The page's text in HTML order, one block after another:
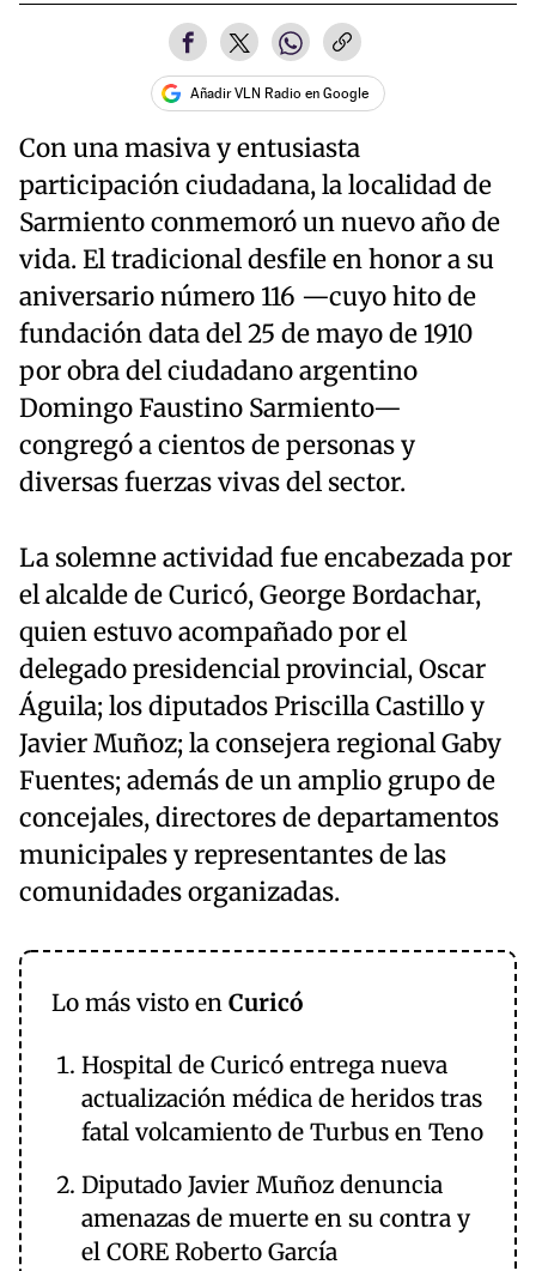
Añadir VLN Radio en Google
Con una masiva y entusiasta
participación ciudadana, la localidad de
Sarmiento conmemoró un nuevo año de
vida. El tradicional desfile en honor a su
aniversario número 116 —cuyo hito de
fundación data del 25 de mayo de 1910
por obra del ciudadano argentino
Domingo Faustino Sarmiento—
congregó a cientos de personas y
diversas fuerzas vivas del sector.
La solemne actividad fue encabezada por
el alcalde de Curicó, George Bordachar,
quien estuvo acompañado por el
delegado presidencial provincial, Oscar
Águila; los diputados Priscilla Castillo y
Javier Muñoz; la consejera regional Gaby
Fuentes; además de un amplio grupo de
concejales, directores de departamentos
municipales y representantes de las
comunidades organizadas.
Lo más visto en Curicó
Hospital de Curicó entrega nueva
actualización médica de heridos tras
fatal volcamiento de Turbus en Teno
Diputado Javier Muñoz denuncia
amenazas de muerte en su contra y
el CORE Roberto García